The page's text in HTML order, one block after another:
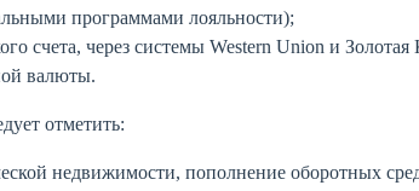
программами лояльности);
счета, через системы Western Union и Золотая
валюты.
отметить:
недвижимости, пополнение оборотных